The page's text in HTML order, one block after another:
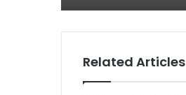
Related Articles